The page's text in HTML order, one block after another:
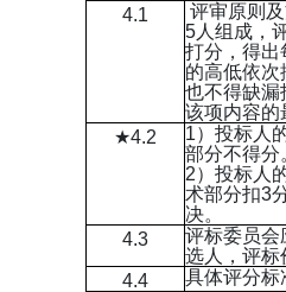
4.1
评审原则
5人组成，
打分，得出
的高低依次
也不得缺漏
该项内容的
★4.2
1）投标人
部分不得分
2）投标人
术部分扣3
决。
4.3
评标委员会
选人，评标
4.4
具体评分标